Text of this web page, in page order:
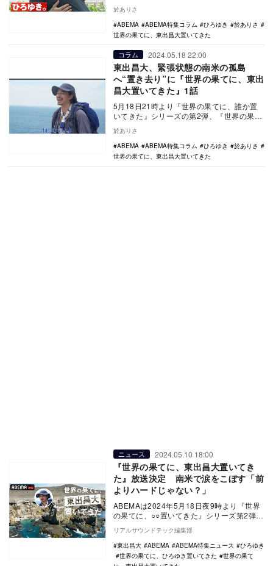
トした。…
於ありさ
ABEMA
ABEMA特集コラム ひろゆき
於ありさ
世界の果てに、東出昌大置いてきた
コラム 2024.05.18 22:00
東出昌大、緊張状態の南米の孤島
へ“置き去り”に『世界の果てに、東出
昌大置いてきた』1話
5月18日21時より『世界の果てに、誰か置
いてきた』シリーズの第2弾、『世界の果て
トした。…
於ありさ
ABEMA
ABEMA特集コラム ひろゆき
於ありさ
世界の果てに、東出昌大置いてきた
ニュース 2024.05.10 18:00
『世界の果てに、東出昌大置いてき
た』放送決定 南米で涙をこぼす「前
よりハードじゃない？」
ABEMAは2024年5月18日夜9時より『世界
の果てに、○○置いてきた』シリーズ第2弾と
して『世界の果てに、東出昌大置いてき
た…
リアルサウンドテック編集部
東出昌大
ABEMA ABEMA特集ニュース
ひろゆき
世界の果てに、ひろゆき置いてきた
世界の果て